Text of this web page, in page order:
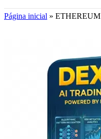
Página inicial » ETHEREUM